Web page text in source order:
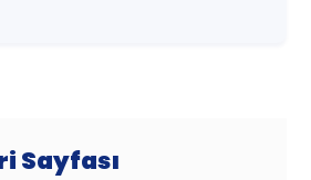
Sayfası